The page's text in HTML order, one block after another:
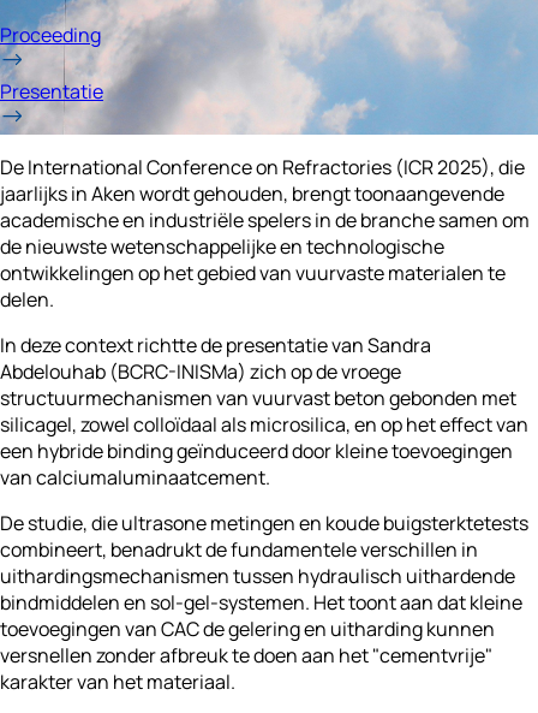
Proceeding
Presentatie
De International Conference on Refractories (ICR 2025), die
jaarlijks in Aken wordt gehouden, brengt toonaangevende
academische en industriële spelers in de branche samen om
de nieuwste wetenschappelijke en technologische
ontwikkelingen op het gebied van vuurvaste materialen te
delen.
In deze context richtte de presentatie van Sandra
Abdelouhab (BCRC-INISMa) zich op de vroege
structuurmechanismen van vuurvast beton gebonden met
silicagel, zowel colloïdaal als microsilica, en op het effect van
een hybride binding geïnduceerd door kleine toevoegingen
van calciumaluminaatcement.
De studie, die ultrasone metingen en koude buigsterktetests
combineert, benadrukt de fundamentele verschillen in
uithardingsmechanismen tussen hydraulisch uithardende
bindmiddelen en sol-gel-systemen. Het toont aan dat kleine
toevoegingen van CAC de gelering en uitharding kunnen
versnellen zonder afbreuk te doen aan het "cementvrije"
karakter van het materiaal.